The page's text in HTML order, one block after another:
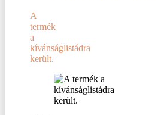
a
ki
A
termék
a
kívánságlistádra
került.